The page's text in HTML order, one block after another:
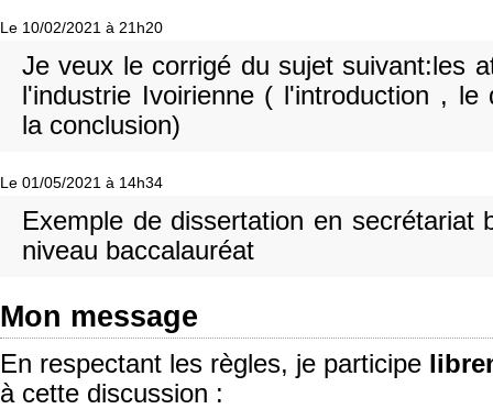
Le 10/02/2021 à 21h20
Je veux le corrigé du sujet suivant:les
l'industrie Ivoirienne ( l'introduction , le
la conclusion)
Le 01/05/2021 à 14h34
Exemple de dissertation en secrétariat
niveau baccalauréat
Mon message
En respectant les règles, je participe
à cette discussion :